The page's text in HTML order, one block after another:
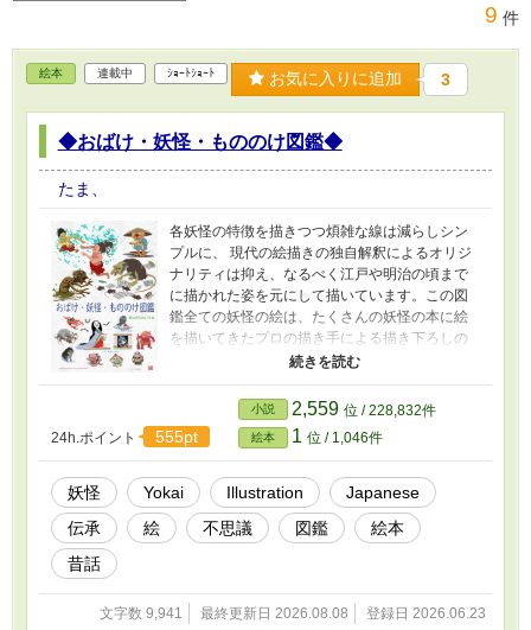
9 件
絵本 連載中 ｼｮｰﾄｼｮｰﾄ お気に入りに追加 3
◆おばけ・妖怪・もののけ図鑑◆
たま、
各妖怪の特徴を描きつつ煩雑な線は減らしシン
プルに、 現代の絵描きの独自解釈によるオリジ
ナリティは抑え、なるべく江戸や明治の頃まで
に描かれた姿を元にして描いています。この図
鑑全ての妖怪の絵は、たくさんの妖怪の本に絵
を描いてきたプロの描き手による描き下ろしの
絵です。 解説は各妖怪の属性が分かるようにし
新していきます。
24h.ポイント 555pt
小説 2,559 位 / 228,832件
絵本 1 位 / 1,046件
妖怪 Yokai Illustration
Japanese
伝承
絵 不思議 図鑑
絵本
昔話
文字数 9,941 最終更新日 2026.08.08 登録日 2026.06.23